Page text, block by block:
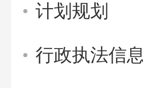
计划规划
行政执法信